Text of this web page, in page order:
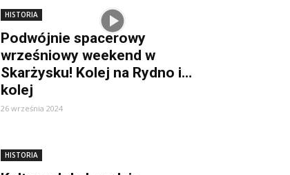
HISTORIA
Podwójnie spacerowy
wrześniowy weekend w
Skarżysku! Kolej na Rydno i…
kolej
26 września 2024
HISTORIA